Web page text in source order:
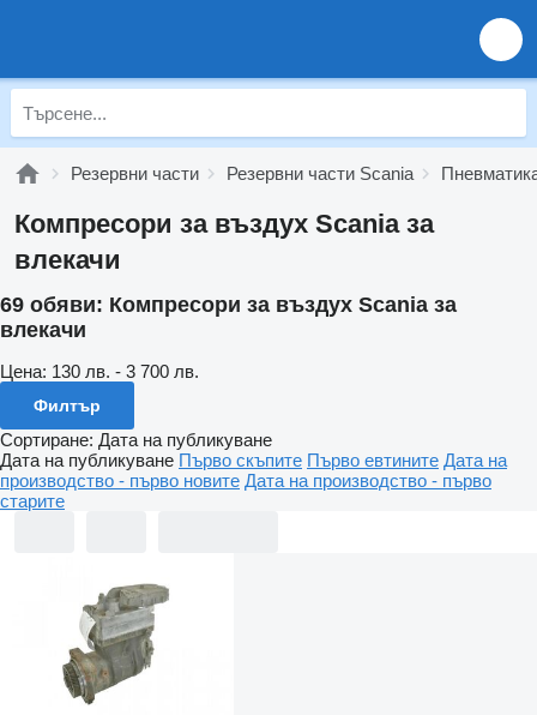
Резервни части Резервни части Scania
Компресори за въздух Scania за
влекачи
69 обяви: Компресори за въздух Scania за
влекачи
Цена: 130 лв. - 3 700 лв.
Филтър
Сортиране: Дата на публикуване
Дата на публикуване Първо скъпите Първо евтините Дата на
производство - първо новите Дата на производство - първо
старите